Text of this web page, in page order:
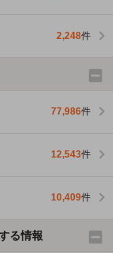
2,248件
77,986件
12,543件
10,409件
る情報